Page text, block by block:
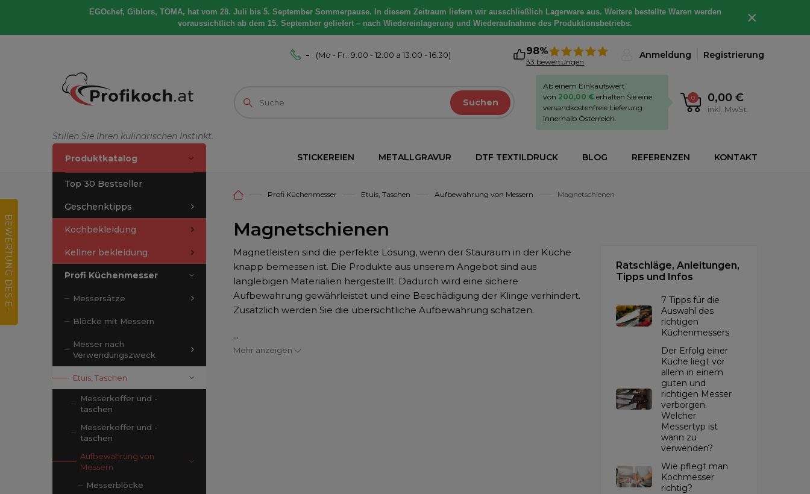
EGOchef, Giblors, TOMA, hat vom 28. Juli bis 5. September Sommerpause. In diesem Zeitraum liefern wir ausschließlich Lagerware aus. Weitere bestellte Waren werden
voraussichtlich ab dem 15. September geliefert – nach Wiedereinlagerung und Wiederaufnahme des Produktionsbetriebs.
×
Stillen Sie Ihren kulinarischen Instinkt.
- (Mo - Fr.: 9:00 - 12:00 a 13:00 - 16:30) 98%
33 bewertungen
Anmeldung Registrierung
Suchen 0 0,00 €
inkl. MwSt.
Ab einem Einkaufswert
von 200,00 € erhalten Sie eine
versandkostenfreie Lieferung
innerhalb Österreich.
STICKEREIEN METALLGRAVUR DTF TEXTILDRUCK BLOG REFERENZEN KONTAKT
Produktkatalog
Top 30 Bestseller
Geschenktipps
Kochbekleidung
Kellner bekleidung
Profi Küchenmesser
Messersätze
Blöcke mit Messern
Messer nach
Verwendungszweck
Etuis, Taschen
Messerkoffer und -
taschen
Messerkoffer und -
taschen
Aufbewahrung von
Messern
Messerblöcke
Profi Küchenmesser Etuis, Taschen Aufbewahrung von Messern Magnetschienen
Magnetschienen
Magnetleisten sind die perfekte Lösung, wenn der Stauraum in der Küche
knapp bemessen ist. Die Produkte aus unserem Angebot sind aus
langlebigen Materialien hergestellt. Dadurch wird eine sichere
Aufbewahrung gewährleistet und eine Beschädigung der Klinge verhindert.
Zusätzlich werden Sie die übersichtliche Aufbewahrung schätzen.
...
Mehr anzeigen
Ratschläge, Anleitungen,
Tipps und Infos
7 Tipps für die
Auswahl des
richtigen
Küchenmessers
Der Erfolg einer
Küche liegt vor
allem in einem
guten und
richtigen Messer
verborgen.
Welcher
Messertyp ist
wann zu
verwenden?
Wie pflegt man
Kochmesser
richtig?
B
E
W
E
R
T
U
N
G
D
E
S
E
-
H
O
P